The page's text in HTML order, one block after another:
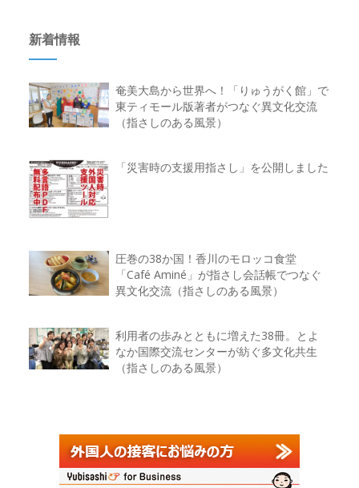
新着情報
奄美大島から世界へ！「りゅうがく館」で
東ティモール版著者がつなぐ異文化交流
（指さしのある風景）
「災害時の支援用指さし」を公開しました
圧巻の38か国！香川のモロッコ食堂
「Café Aminé」が指さし会話帳でつなぐ
異文化交流（指さしのある風景）
利用者の歩みとともに増えた38冊。とよ
なか国際交流センターが紡ぐ多文化共生
（指さしのある風景）